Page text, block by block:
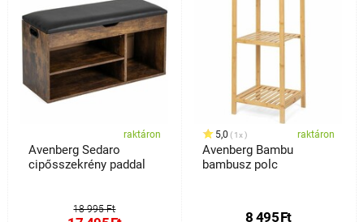
raktáron
Avenberg Sedaro
cipősszekrény paddal
18 995 Ft
5,0 1x raktáron
Avenberg Bambu
bambusz polc
8 495Ft